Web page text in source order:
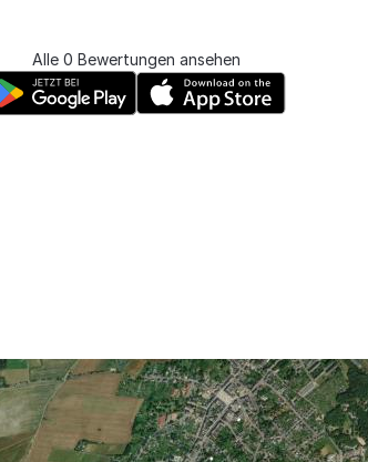
Alle 0 Bewertungen ansehen